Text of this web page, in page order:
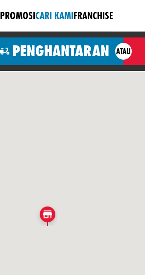
PROMOSICARI KAMIFRANCHISE
PENGHANTARAN ATAU